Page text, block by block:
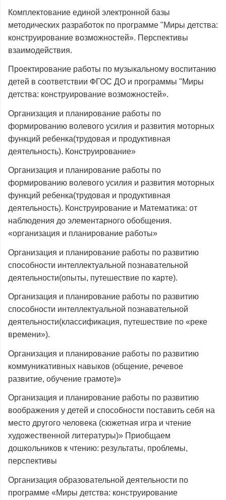
Комплектование единой электронной базы
методических разработок по программе "Миры детства:
конструирование возможностей». Перспективы
взаимодействия.
Проектирование работы по музыкальному воспитанию
детей в соответствии ФГОС ДО и программы "Миры
детства: конструирование возможностей».
Организация и планирование работы по
формированию волевого усилия и развития моторных
функций ребенка(трудовая и продуктивная
деятельность). Конструирование»
Организация и планирование работы по
формированию волевого усилия и развития моторных
функций ребенка(трудовая и продуктивная
деятельность). Конструирование и Математика: от
наблюдения до элементарного обобщения.
«организация и планирование работы»
Организация и планирование работы по развитию
способности интеллектуальной познавательной
деятельности(опыты, путешествие по карте).
Организация и планирование работы по развитию
способности интеллектуальной познавательной
деятельности(классификация, путешествие по «реке
времени»).
Организация и планирование работы по развитию
коммуникативных навыков (общение, речевое
развитие, обучение грамоте)»
Организация и планирование работы по развитию
воображения у детей и способности поставить себя на
место другого человека (сюжетная игра и чтение
художественной литературы)» Приобщаем
дошкольников к чтению: результаты, проблемы,
перспективы
Организация образовательной деятельности по
программе «Миры детства: конструирование